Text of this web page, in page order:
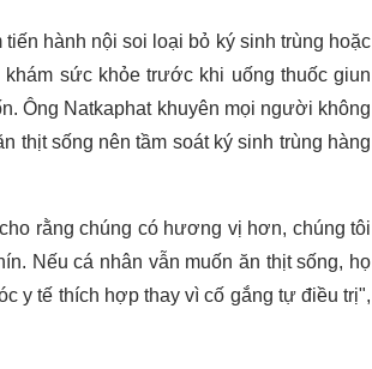
hành nội soi loại bỏ ký sinh trùng hoặc
sức khỏe trước khi uống thuốc giun
Ông Natkaphat khuyên mọi người không
thịt sống nên tầm soát ký sinh trùng hàng
rằng chúng có hương vị hơn, chúng tôi
Nếu cá nhân vẫn muốn ăn thịt sống, họ
y tế thích hợp thay vì cố gắng tự điều trị",